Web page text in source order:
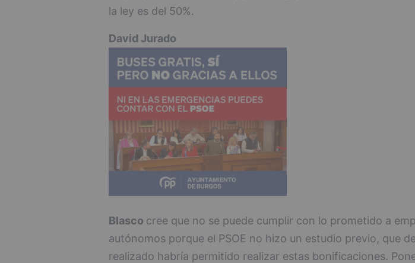
la ley es del 50%.
David Jurado
Blasco cree que no se puede cumplir con lo prometido a
autónomos porque el PSOE no hizo un estudio previo, que
realizado habría permitido realizar estas bonificaciones.